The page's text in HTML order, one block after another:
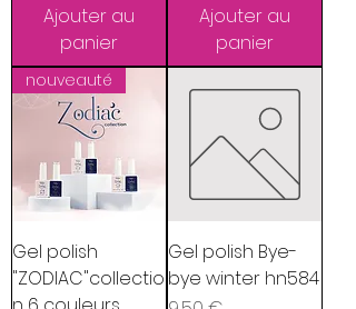
Ajouter au
panier
Ajouter au
panier
nouveauté
Gel polish
"ZODIAC"collectio
Gel polish Bye-
bye winter hn584